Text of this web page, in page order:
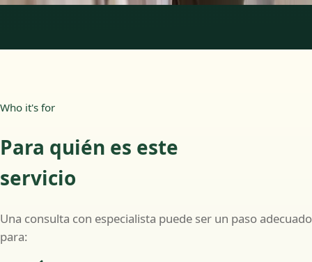
Who it's for
Para quién es este
servicio
Una consulta con especialista puede ser un paso adecuado
para: